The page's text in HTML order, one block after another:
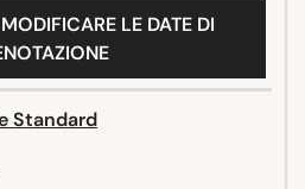
LE DATE DI
Standard